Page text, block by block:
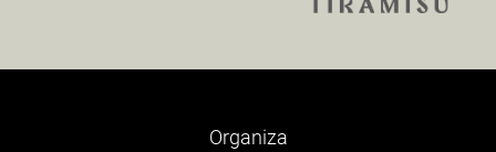
Organiza